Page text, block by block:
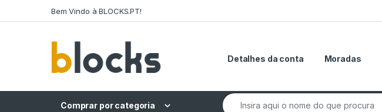
Bem Vindo à BLOCKS.PT!
Detalhes da conta Moradas
Comprar por categoria
Search for: